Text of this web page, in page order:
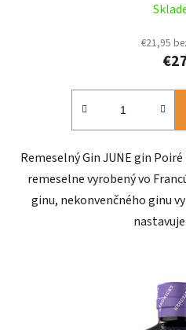
€21,95
Remeselný Gin JUNE gin
remeselne vyrobený vo
ginu, nekonvenčného ginu
nastavuje